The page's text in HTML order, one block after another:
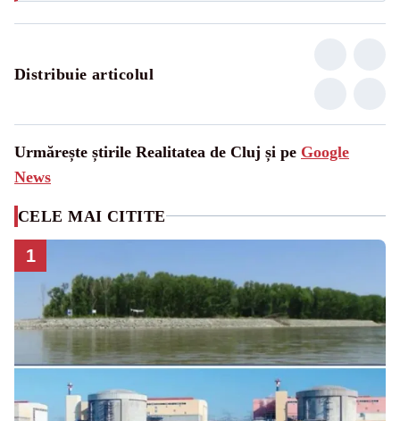
Distribuie articolul
Urmărește știrile Realitatea de Cluj și pe Google
News
CELE MAI CITITE
1